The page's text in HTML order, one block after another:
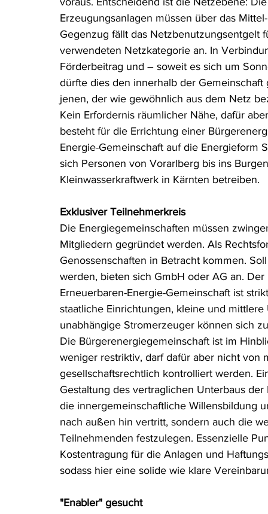
Erzeugungsanlagen müssen über das
Gegenzug fällt das
verwendeten Netzkategorie an. In
Förderbeitrag und – soweit es sich um
dürfte dies den innerhalb der
jenen, der wie gewöhnlich aus dem Netz
Kein Erfordernis räumlicher Nähe, dafür
besteht für die Errichtung einer
Energie-Gemeinschaft auf die
sich Personen von Vorarlberg bis ins
Kleinwasserkraftwerk in Kärnten betreiben.
Exklusiver Teilnehmerkreis
Die Energiegemeinschaften müssen
Mitgliedern gegründet werden. Als
Genossenschaften in Betracht kommen.
werden, bieten sich GmbH oder AG an.
Erneuerbaren-Energie-Gemeinschaft ist
staatliche Einrichtungen, kleine und
unabhängige Stromerzeuger können sich
Die Bürgerenergiegemeinschaft ist im
weniger restriktiv, darf dafür aber nicht
gesellschaftsrechtlich kontrolliert werden.
Gestaltung des vertraglichen Unterbaus
die innergemeinschaftliche Willensbildung
nach außen hin vertritt, sondern auch die
Teilnehmenden festzulegen. Essenzielle
Kostentragung für die Anlagen und
sodass hier eine solide wie klare
"Enabler" gesucht